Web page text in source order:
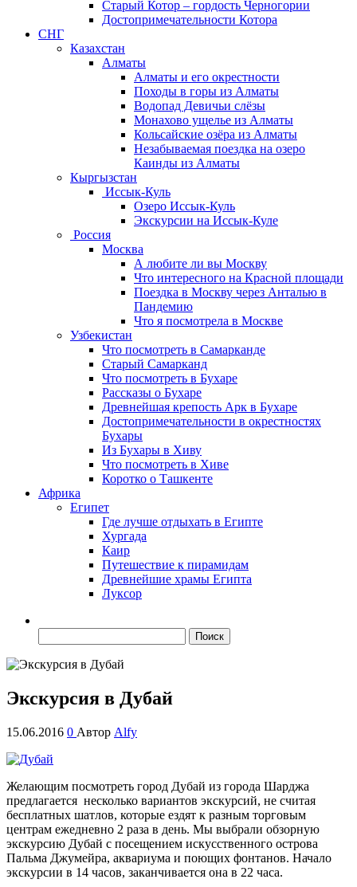
Старый Котор – гордость Черногории
Достопримечательности Котора
СНГ
Казахстан
Алматы
Алматы и его окрестности
Походы в горы из Алматы
Водопад Девичьи слёзы
Монахово ущелье из Алматы
Кольсайские озёра из Алматы
Незабываемая поездка на озеро
Каинды из Алматы
Кыргызстан
Иссык-Куль
Озеро Иссык-Куль
Экскурсии на Иссык-Куле
Россия
Москва
А любите ли вы Москву
Что интересного на Красной площади
Поездка в Москву через Анталью в
Пандемию
Что я посмотрела в Москве
Узбекистан
Что посмотреть в Самарканде
Старый Самарканд
Что посмотреть в Бухаре
Рассказы о Бухаре
Древнейшая крепость Арк в Бухаре
Достопримечательности в окрестностях
Бухары
Из Бухары в Хиву
Что посмотреть в Хиве
Коротко о Ташкенте
Африка
Египет
Где лучше отдыхать в Египте
Хургада
Каир
Путешествие к пирамидам
Древнейшие храмы Египта
Луксор
Экскурсия в Дубай
15.06.2016 0 Автор Alfy
Желающим посмотреть город Дубай из города Шарджа
предлагается несколько вариантов экскурсий, не считая
бесплатных шатлов, которые ездят к разным торговым
центрам ежедневно 2 раза в день. Мы выбрали обзорную
экскурсию Дубай с посещением искусственного острова
Пальма Джумейра, аквариума и поющих фонтанов. Начало
экскурсии в 14 часов, заканчивается она в 22 часа.